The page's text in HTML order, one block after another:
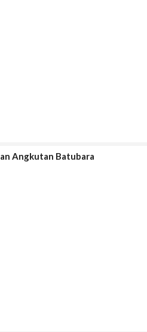
Angkutan Batubara